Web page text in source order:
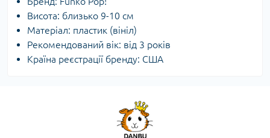
Висота: близько 9-10 см
Матеріал: пластик (вініл)
Рекомендований вік: від 3 років
Країна реєстрації бренду: США